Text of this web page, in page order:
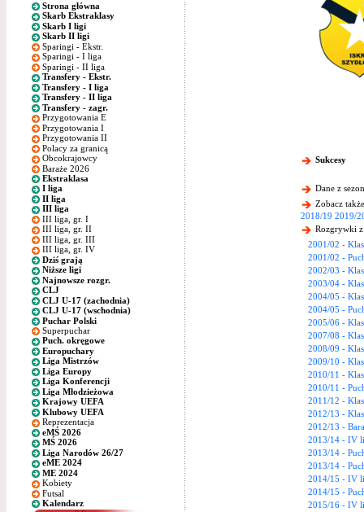
Strona główna
Skarb Ekstraklasy
Skarb I ligi
Skarb II ligi
Sparingi - Ekstr.
Sparingi - I liga
Sparingi - II liga
Transfery - Ekstr.
Transfery - I liga
Transfery - II liga
Transfery - zagr.
Przygotowania E
Przygotowania I
Przygotowania II
Polacy za granicą
Obcokrajowcy
Baraże 2026
Ekstraklasa
I liga
II liga
III liga
III liga, gr. I
III liga, gr. II
III liga, gr. III
III liga, gr. IV
Dziś grają
Niższe ligi
Najnowsze rozgr.
CLJ
CLJ U-17 (zachodnia)
CLJ U-17 (wschodnia)
Puchar Polski
Superpuchar
Puch. okręgowe
Europuchary
Liga Mistrzów
Liga Europy
Liga Konferencji
Liga Młodzieżowa
Krajowy UEFA
Klubowy UEFA
Reprezentacja
eMŚ 2026
MŚ 2026
Liga Narodów 26/27
eME 2024
ME 2024
Kobiety
Futsal
Kalendarz
Sukcesy
Dane z
Zobacz
2018/19 2019/
Rozgrywki z
2001/02 -
2001/02 -
2002/03 -
2003/04 -
2004/05 -
2004/05 -
2005/06 -
2007/08 -
2008/09 -
2009/10 -
2010/11 -
2010/11 -
2011/12 -
2012/13 -
2012/13 -
2013/14 - IV
2013/14 -
2013/14 -
2014/15 - IV
2014/15 -
2015/16 - IV